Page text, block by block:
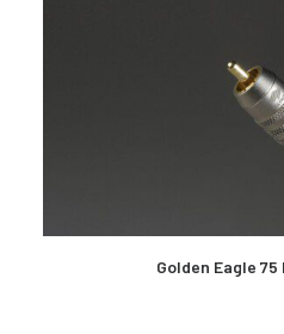
LES
Golden Eagle